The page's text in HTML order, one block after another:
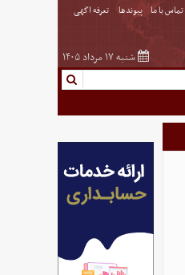
تماس با ما پیوندها تعرفه اگهی
شنبه ۱۷ مرداد ۱۴۰۵